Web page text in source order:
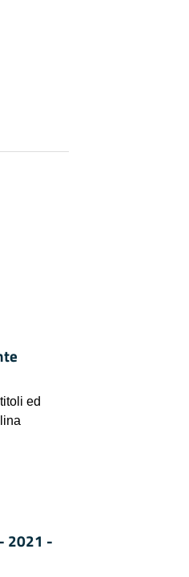
ed
- 2021 -